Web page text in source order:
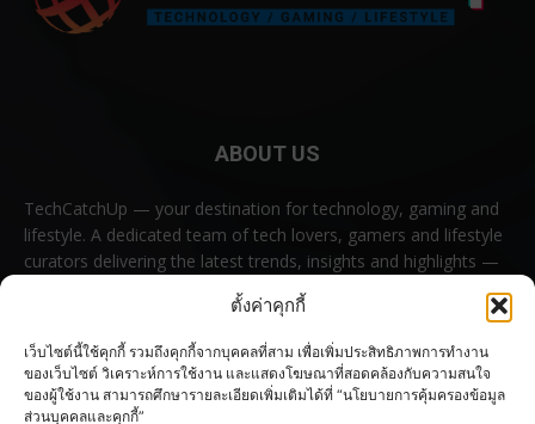
ตั้งค่าคุกกี้
เว็บไซต์นี้ใช้คุกกี้ รวมถึงคุกกี้จากบุคคลที่สาม เพื่อเพิ่มประสิทธิภาพการทำงาน
ของเว็บไซต์ วิเคราะห์การใช้งาน และแสดงโฆษณาที่สอดคล้องกับความสนใจ
ของผู้ใช้งาน สามารถศึกษารายละเอียดเพิ่มเติมได้ที่ “นโยบายการคุ้มครองข้อมูล
ส่วนบุคคลและคุกกี้”
ABOUT US
TechCatchUp — your destination for technology, gaming and
lifestyle. A dedicated team of tech lovers, gamers and lifestyle
curators delivering the latest trends, insights and highlights —
Contact us: contact@techcatchup.net